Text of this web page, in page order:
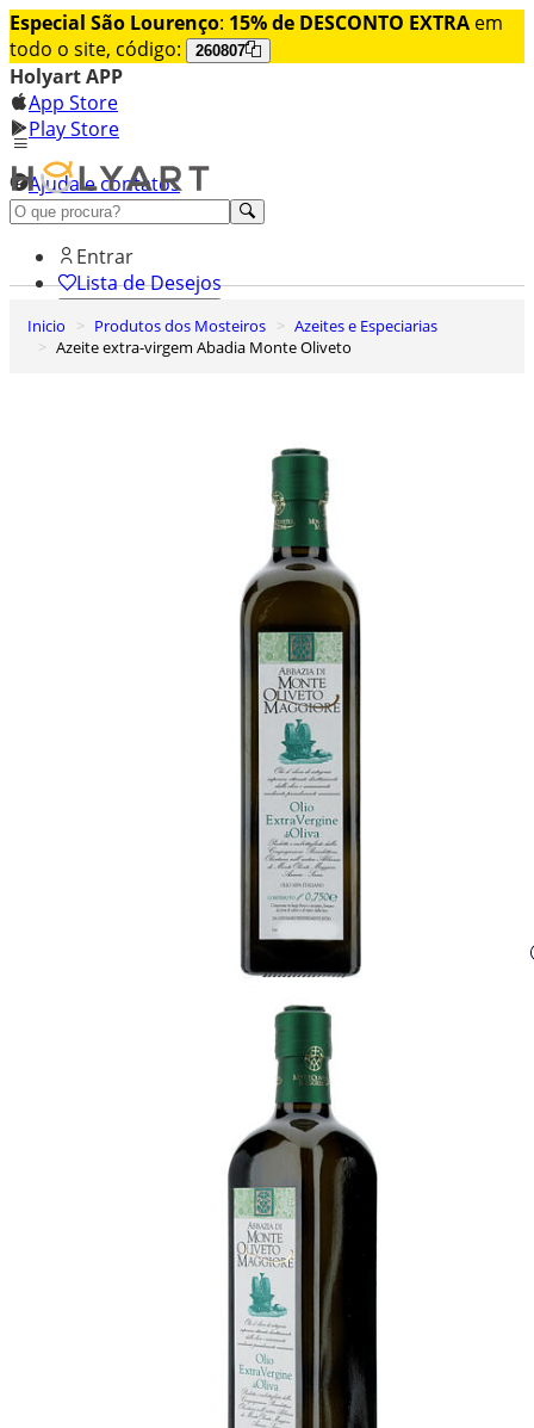
Especial São Lourenço: 15% de DESCONTO EXTRA em
todo o site, código:
260807
Holyart APP
App Store
Play Store
Ajuda e contatos
Conheça premium
Entrar
Lista de Desejos
0
Carrinho de Compras
Inicio Produtos dos Mosteiros
Azeites e Especiarias
Azeite extra-virgem Abadia Monte Oliveto